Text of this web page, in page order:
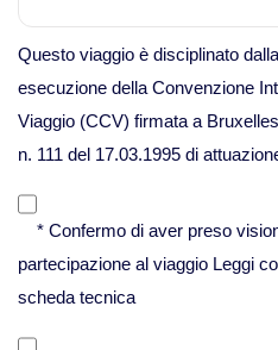
Viaggi in Vietnam
Caucaso
Centro America
Questo viaggio è disciplinato
esecuzione della Convenzione
Viaggio (CCV) firmata a
n. 111 del 17.03.1995 di
* Confermo di aver preso
partecipazione al viaggio Leggi
scheda tecnica